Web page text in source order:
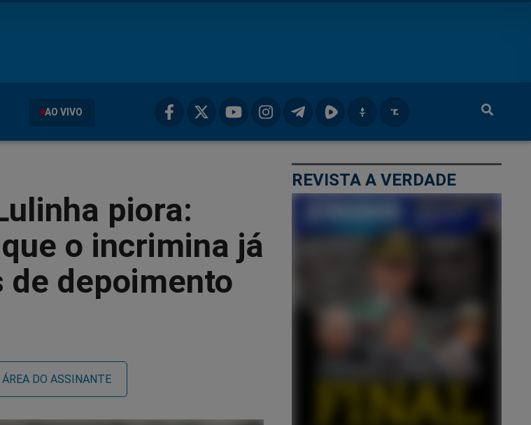
AO VIVO
piora:
o incrimina já
de depoimento
DO ASSINANTE
REVISTA A VERDADE